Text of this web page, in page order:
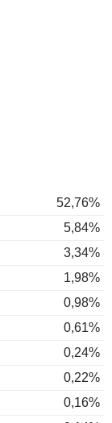
52,76%
5,84%
3,34%
1,98%
0,98%
0,61%
0,24%
0,22%
0,16%